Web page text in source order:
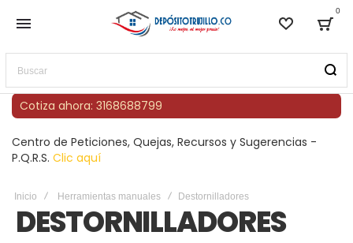
Lista de
0
Buscar
Cotiza ahora: 3168688799
Centro de Peticiones, Quejas, Recursos y Sugerencias -
P.Q.R.S. Clic aquí
Inicio Herramientas manuales Destornilladores
DESTORNILLADORES